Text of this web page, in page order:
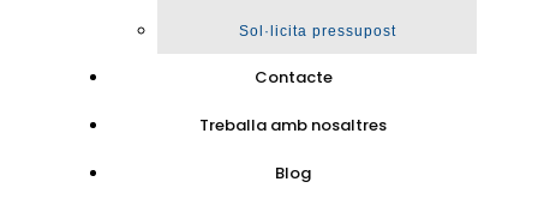
Sol·licita pressupost
Contacte
Treballa amb nosaltres
Blog